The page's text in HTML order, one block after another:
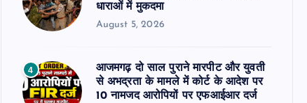
धाराओं में मुकदमा
August 5, 2026
4
आजमगढ़ दो साल पुराने मारपीट और युवती
से अभद्रता के मामले में कोर्ट के आदेश पर
10 नामजद आरोपियों पर एफआईआर दर्ज